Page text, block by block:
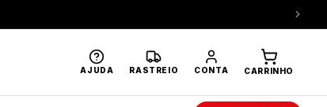
AJUDA RASTREIO CONTA CARRINHO